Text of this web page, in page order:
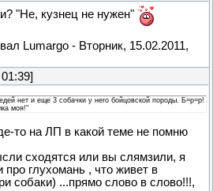
"Не, кузнец не нужен"
Lumargo - Вторник, 15.02.2011,
нет и еще 3 собачки у него бойцовской породы. Б=р=р!
моя!"
то на ЛП в какой теме не помню
сходятся или вы слямзили, я
глухомань , что живет в
собаки) ...прямо слово в слово!!!,